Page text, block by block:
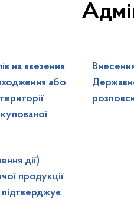
на ввезення
або
дії)
продукції
підтверджує